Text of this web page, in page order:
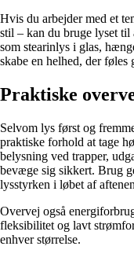
Hvis du arbejder med et
stil – kan du bruge lyset
som stearinlys i glas,
skabe en helhed, der
Praktiske
Selvom lys først og
praktiske forhold at tage
belysning ved trapper,
bevæge sig sikkert. Brug
lysstyrken i løbet af
Overvej også
fleksibilitet og lavt
enhver størrelse.